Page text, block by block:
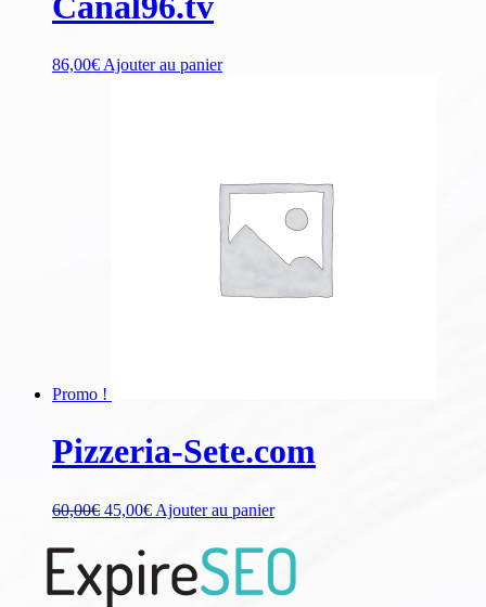
86,00€ Ajouter au panier
Promo !
Pizzeria-Sete.com
60,00€ 45,00€ Ajouter au panier